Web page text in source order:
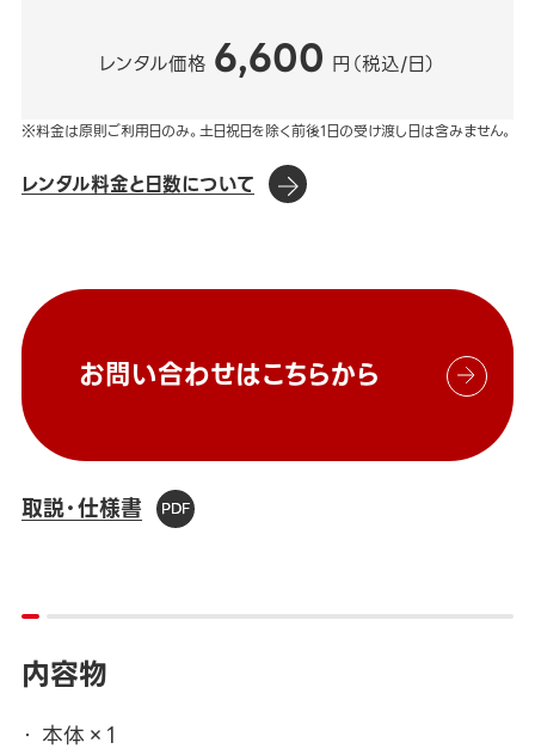
レンタル価格 6,600 円（税込/日）
※料金は原則ご利用日のみ。土日祝日を除く前後1日の受け渡し日は含みません。
レンタル料金と日数について
お問い合わせはこちらから
取説・仕様書
内容物
本体×1